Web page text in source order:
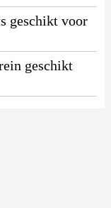
geschikt voor
geschikt